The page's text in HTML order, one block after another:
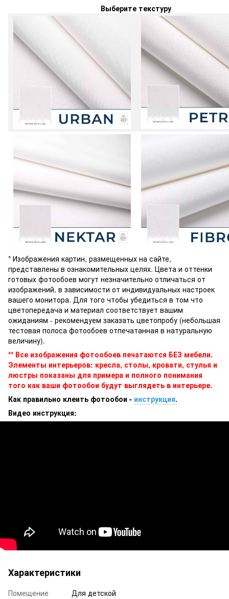
Выберите текстуру
* Изображения картин, размещенных на сайте,
представлены в ознакомительных целях. Цвета и оттенки
готовых фотообоев могут незначительно отличаться от
изображений, в зависимости от индивидуальных настроек
вашего монитора. Для того чтобы убедиться в том что
цветопередача и материал соответствует вашим
ожиданиям - рекомендуем заказать цветопробу (небольшая
тестовая полоса фотообоев отпечатанная в натуральную
величину).
** Все изображения фотообоев печатаются БЕЗ мебели.
Элементы интерьеров: кресла, столы, кровати, стулья и
люстры показаны для примера и полного понимания
того как ваши фотообои будут выглядеть в интерьере.
Как правильно клеить фотообои - инструкция.
Видео инструкция:
Характеристики
Помещение Для детской